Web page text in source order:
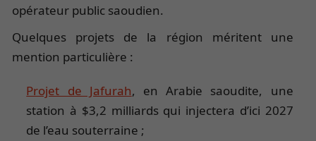
opérateur public saoudien.
Quelques projets de la région méritent une
mention particulière :
Projet de Jafurah, en Arabie saoudite, une
station à $3,2 milliards qui injectera d’ici 2027
de l’eau souterraine ;